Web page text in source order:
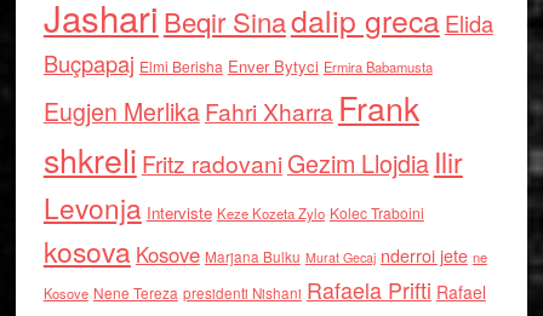
Jashari Beqir Sinadalip grecaElida
Buçpapaj Elmi Berisha Enver Bytyci Ermira Babamusta
Eugjen MerlikaFahri Xharra Frank
shkreli Fritz radovaniGezim Llojdia Ilir
Levonja Interviste Keze Kozeta Zylo Kolec Traboini
kosova Kosove Marjana Bulku Murat Gecaj nderroi jete ne
Kosove Nene Tereza presidenti Nishani Rafaela Prifti Rafael